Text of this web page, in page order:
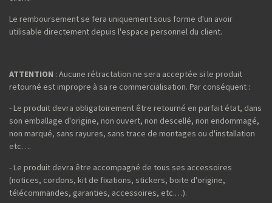
Le remboursement se fera uniquement sous forme d'un avoir
utilisable directement depuis l'espace personnel du client.
ATTENTION : Aucune rétractation ne sera acceptée si le produit
retourné est impropre à sa re commercialisation. Par conséquent :
- Le produit devra obligatoirement être retourné en parfait état, dans
son emballage d'origine, non ouvert, non descellé, non endommagé,
non marqué, sans rayures, sans trace de montages ou d'installation
etc….
- Le produit devra être accompagné de tous ses accessoires
(notices, cordons, kit de fixations, stickers, boite d'origine,
télécommandes, garanties, accessoires, etc.…).